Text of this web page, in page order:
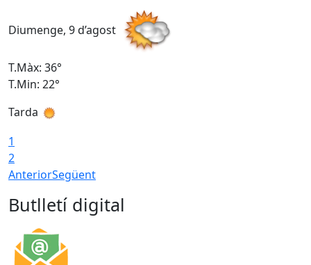
Diumenge, 9 d’agost
T.Màx: 36°
T.Min: 22°
Tarda
1
2
AnteriorSegüent
Butlletí digital